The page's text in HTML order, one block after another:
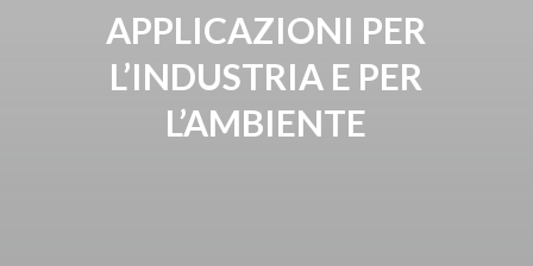
APPLICAZIONI PER
L’INDUSTRIA E PER
L’AMBIENTE